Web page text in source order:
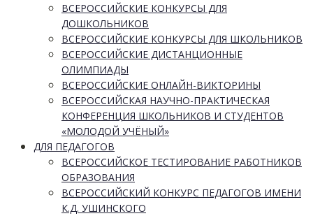
ВСЕРОССИЙСКИЕ КОНКУРСЫ ДЛЯ
ДОШКОЛЬНИКОВ
ВСЕРОССИЙСКИЕ КОНКУРСЫ ДЛЯ ШКОЛЬНИКОВ
ВСЕРОССИЙСКИЕ ДИСТАНЦИОННЫЕ
ОЛИМПИАДЫ
ВСЕРОССИЙСКИЕ ОНЛАЙН-ВИКТОРИНЫ
ВСЕРОССИЙСКАЯ НАУЧНО-ПРАКТИЧЕСКАЯ
КОНФЕРЕНЦИЯ ШКОЛЬНИКОВ И СТУДЕНТОВ
«МОЛОДОЙ УЧЁНЫЙ»
ДЛЯ ПЕДАГОГОВ
ВСЕРОССИЙСКОЕ ТЕСТИРОВАНИЕ РАБОТНИКОВ
ОБРАЗОВАНИЯ
ВСЕРОССИЙСКИЙ КОНКУРС ПЕДАГОГОВ ИМЕНИ
К.Д. УШИНСКОГО